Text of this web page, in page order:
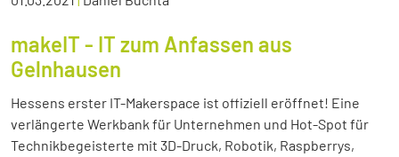
makeIT - IT zum Anfassen aus
Gelnhausen
Hessens erster IT-Makerspace ist offiziell eröffnet! Eine
verlängerte Werkbank für Unternehmen und Hot-Spot für
Technikbegeisterte mit 3D-Druck, Robotik, Raspberrys,